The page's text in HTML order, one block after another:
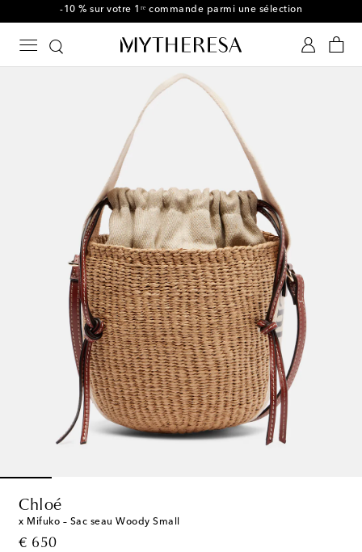
-10 % sur votre 1ʳᵉ commande parmi une sélection
Chloé
x Mifuko – Sac seau Woody Small
€ 650
original price